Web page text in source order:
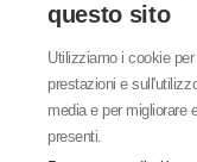
questo sito
Utilizziamo i cookie
prestazioni e
media e per migliorare
presenti.